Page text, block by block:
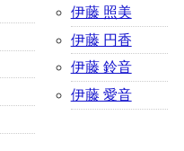
伊藤 照美
伊藤 円香
伊藤 鈴音
伊藤 愛音